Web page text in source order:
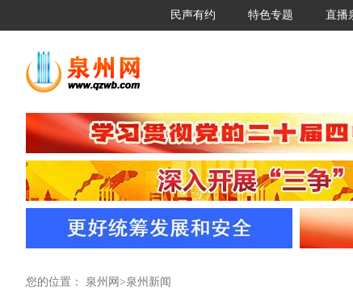
民声有约 特色专题 直播
您的位置： 泉州网 >泉州新闻